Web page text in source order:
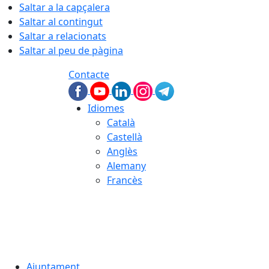
Saltar a la capçalera
Saltar al contingut
Saltar a relacionats
Saltar al peu de pàgina
Contacte
Idiomes
Català
Castellà
Anglès
Alemany
Francès